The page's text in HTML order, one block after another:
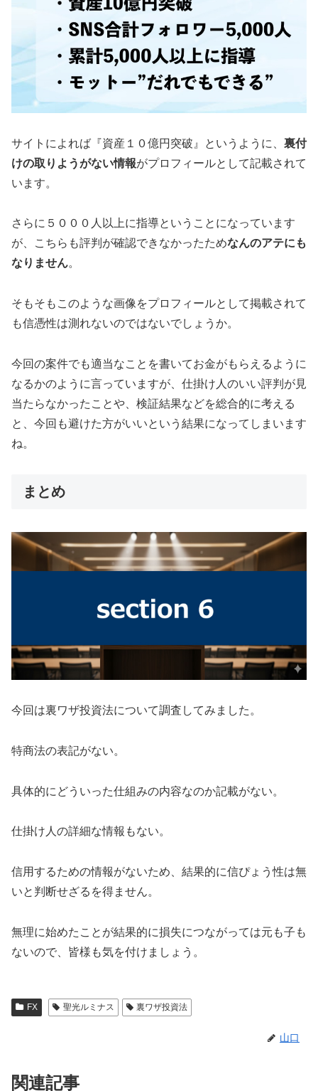
サイトによれば『資産１０億円突破』というように、 裏付
けの取りようがない情報がプロフィールとして記載されて
います。
さらに５０００人以上に指導ということになっています
が、こちらも評判が確認できなかったためなんのアテにも
なりません。
そもそもこのような画像をプロフィールとして掲載されて
も信憑性は測れないのではないでしょうか。
今回の案件でも適当なことを書いてお金がもらえるように
なるかのように言っていますが、仕掛け人のいい評判が見
当たらなかったことや、検証結果などを総合的に考える
と、今回も避けた方がいいという結果になってしまいます
ね。
まとめ
今回は裏ワザ投資法について調査してみました。
特商法の表記がない。
具体的にどういった仕組みの内容なのか記載がない。
仕掛け人の詳細な情報もない。
信用するための情報がないため、結果的に信ぴょう性は無
いと判断せざるを得ません。
無理に始めたことが結果的に損失につながっては元も子も
ないので、皆様も気を付けましょう。
FX 聖光ルミナス 裏ワザ投資法
山口
関連記事